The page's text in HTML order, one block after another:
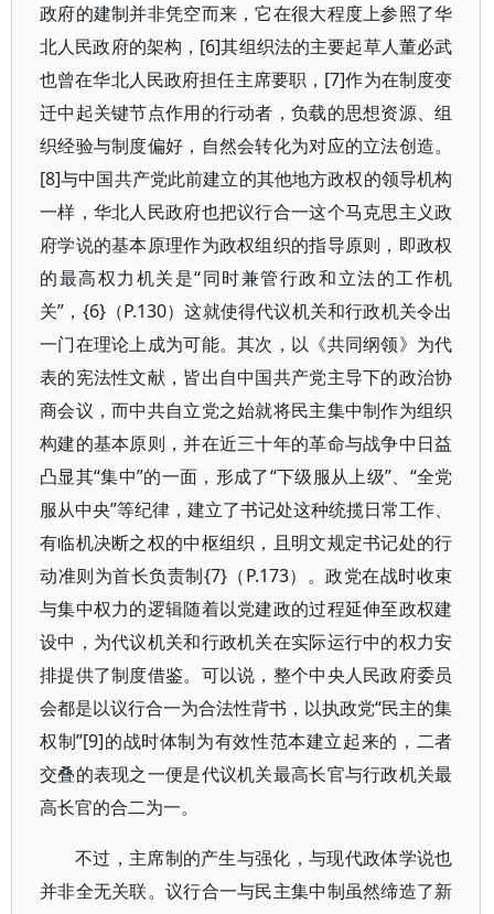
政府的建制并非凭空而来，它在很大程度上参照了华
北人民政府的架构，[6]其组织法的主要起草人董必武
也曾在华北人民政府担任主席要职，[7]作为在制度变
迁中起关键节点作用的行动者，负载的思想资源、组
织经验与制度偏好，自然会转化为对应的立法创造。
[8]与中国共产党此前建立的其他地方政权的领导机构
一样，华北人民政府也把议行合一这个马克思主义政
府学说的基本原理作为政权组织的指导原则，即政权
的最高权力机关是“同时兼管行政和立法的工作机
关”，{6}（P.130）这就使得代议机关和行政机关令出
一门在理论上成为可能。其次，以《共同纲领》为代
表的宪法性文献，皆出自中国共产党主导下的政治协
商会议，而中共自立党之始就将民主集中制作为组织
构建的基本原则，并在近三十年的革命与战争中日益
凸显其“集中”的一面，形成了“下级服从上级”、“全党
服从中央”等纪律，建立了书记处这种统揽日常工作、
有临机决断之权的中枢组织，且明文规定书记处的行
动准则为首长负责制{7}（P.173）。政党在战时收束
与集中权力的逻辑随着以党建政的过程延伸至政权建
设中，为代议机关和行政机关在实际运行中的权力安
排提供了制度借鉴。可以说，整个中央人民政府委员
会都是以议行合一为合法性背书，以执政党“民主的集
权制”[9]的战时体制为有效性范本建立起来的，二者
交叠的表现之一便是代议机关最高长官与行政机关最
高长官的合二为一。
不过，主席制的产生与强化，与现代政体学说也
并非全无关联。议行合一与民主集中制虽然缔造了新